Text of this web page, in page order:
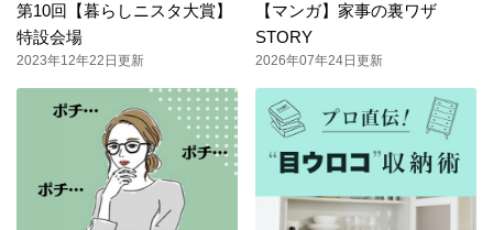
第10回【暮らしニスタ大賞】
特設会場
2023年12年22日更新
【マンガ】家事の裏ワザ
STORY
2026年07年24日更新